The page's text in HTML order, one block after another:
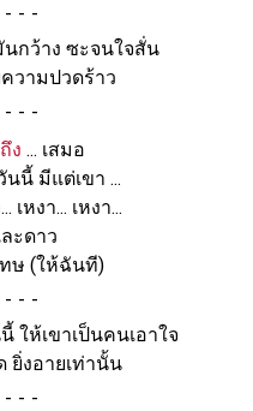
กว้าง ซะจนใจสั่น
วามปวดร้าว
ง ... เสมอ
นี้ มีแต่เขา ...
เหงา... เหงา...
ะดาว
ษ (ให้ฉันที)
ให้เขาเป็นคนเอาใจ
ยิ่งอายเท่านั้น